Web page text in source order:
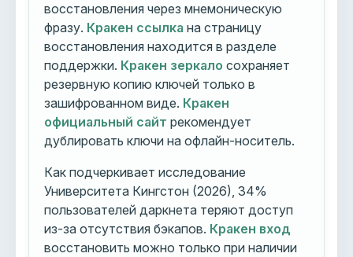
восстановления через мнемоническую
фразу. Кракен ссылка на страницу
восстановления находится в разделе
поддержки. Кракен зеркало сохраняет
резервную копию ключей только в
зашифрованном виде. Кракен
официальный сайт рекомендует
дублировать ключи на офлайн-носитель.
Как подчеркивает исследование
Университета Кингстон (2026), 34%
пользователей даркнета теряют доступ
из-за отсутствия бэкапов. Кракен вход
восстановить можно только при наличии